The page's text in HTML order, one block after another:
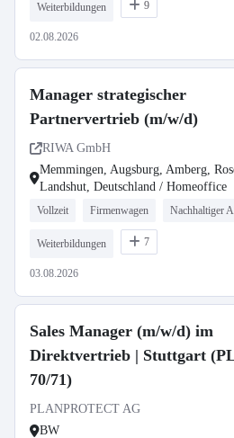
Weiterbildungen 9
02.08.2026
Manager strategischer
Partnervertrieb (m/w/d)
RIWA GmbH
Memmingen, Augsburg, Amberg,
Landshut, Deutschland / Homeoffice
Vollzeit Firmenwagen Nachhaltiger
Weiterbildungen 7
03.08.2026
Sales Manager (m/w/d) im
Direktvertrieb | Stuttgart
70/71)
PLANPROTECT AG
BW